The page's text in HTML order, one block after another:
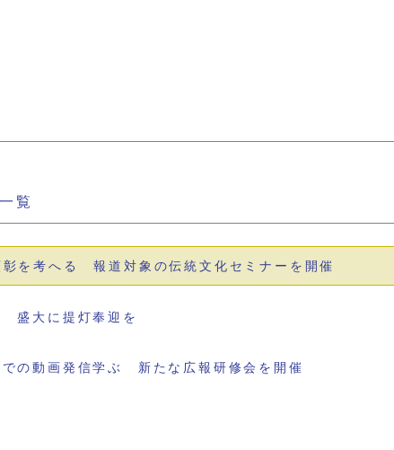
覧
彰を考へる 報道対象の伝統文化セミナーを開催
盛大に提灯奉迎を
の動画発信学ぶ 新たな広報研修会を開催